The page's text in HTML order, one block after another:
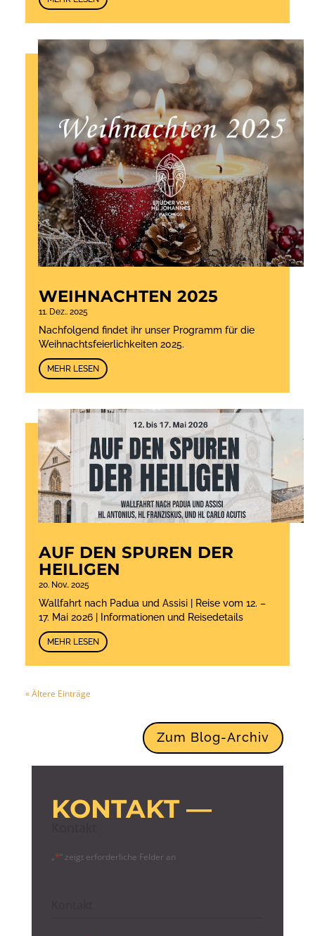
WEIHNACHTEN 2025
11. Dez.. 2025
Nachfolgend findet ihr unser Programm für die
Weihnachtsfeierlichkeiten 2025.
MEHR LESEN
AUF DEN SPUREN DER
HEILIGEN
20. Nov.. 2025
Wallfahrt nach Padua und Assisi | Reise vom 12. –
17. Mai 2026 | Informationen und Reisedetails
MEHR LESEN
« Ältere Einträge
Zum Blog-Archiv
KONTAKT —
„*“ zeigt erforderliche Felder an